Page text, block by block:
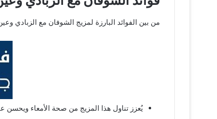
من بين الفوائد البارزة لمزيج الشوفان مع الزبادي
يُعزز تناول هذا المزيج من صحة الأمعاء ويحسن